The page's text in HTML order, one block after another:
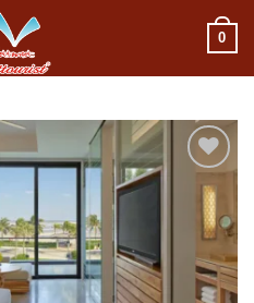
0
Add to
wishlist